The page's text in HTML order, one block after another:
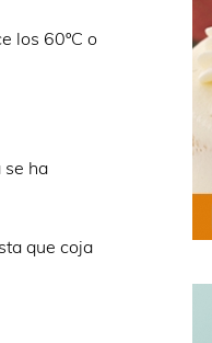
los 60ºC o
se ha
que coja